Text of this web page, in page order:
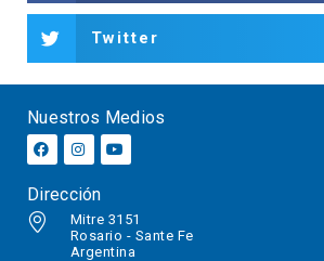
Twitter
Nuestros Medios
Dirección
Mitre 3151
Rosario - Sante Fe
Argentina